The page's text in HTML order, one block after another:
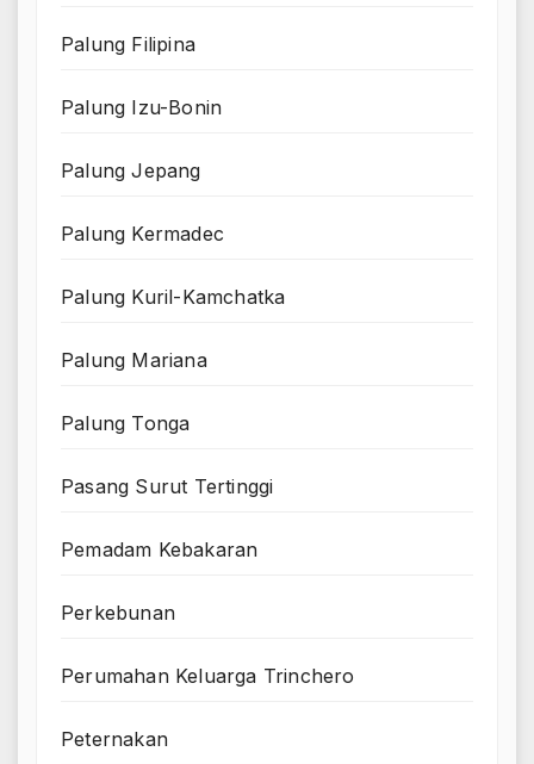
Palung Filipina
Palung Izu-Bonin
Palung Jepang
Palung Kermadec
Palung Kuril-Kamchatka
Palung Mariana
Palung Tonga
Pasang Surut Tertinggi
Pemadam Kebakaran
Perkebunan
Perumahan Keluarga Trinchero
Peternakan